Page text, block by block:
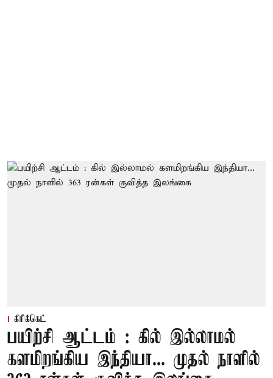
கிரிக்கெட்
பயிற்சி ஆட்டம் : கில் இல்லாமல்
களமிறங்கிய இந்தியா... முதல் நாளில்